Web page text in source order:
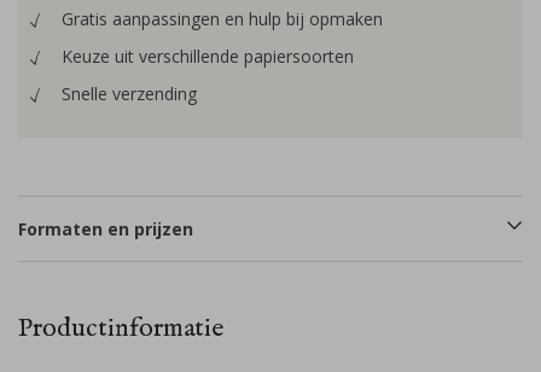
Gratis aanpassingen en hulp bij opmaken
Keuze uit verschillende papiersoorten
Snelle verzending
Formaten en prijzen
Productinformatie